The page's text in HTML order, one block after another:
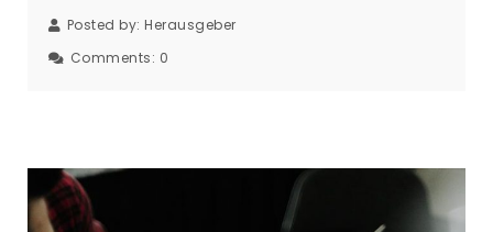
Posted by: Herausgeber
Comments: 0